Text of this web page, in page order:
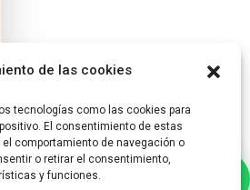
de las cookies
tecnologías como las cookies para
El consentimiento de estas
comportamiento de navegación o
o retirar el consentimiento,
y funciones.